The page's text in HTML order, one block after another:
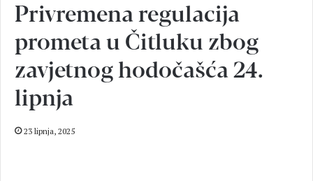
Privremena regulacija
prometa u Čitluku zbog
zavjetnog hodočašća 24.
lipnja
23 lipnja, 2025